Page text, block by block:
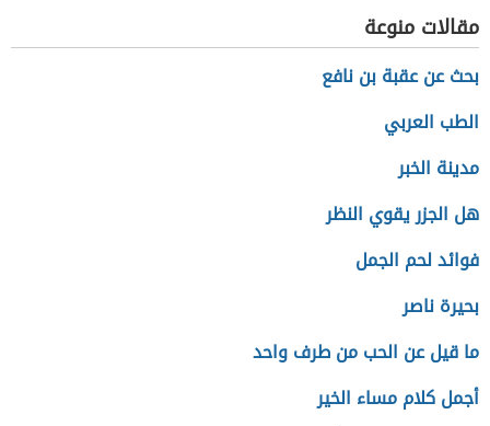
مقالات منوعة
بحث عن عقبة بن نافع
الطب العربي
مدينة الخبر
هل الجزر يقوي النظر
فوائد لحم الجمل
بحيرة ناصر
ما قيل عن الحب من طرف واحد
أجمل كلام مساء الخير